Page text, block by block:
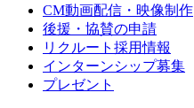
CM動画配信・映像制作
後援・協賛の申請
リクルート採用情報
インターンシップ募集
プレゼント